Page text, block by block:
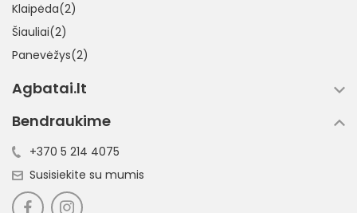
Klaipėda(2)
Šiauliai(2)
Panevėžys(2)
Agbatai.lt
Bendraukime
+370 5 214 4075
Susisiekite su mumis